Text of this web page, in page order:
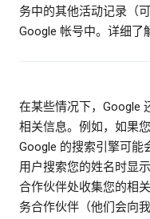
务中的其他活动记录（
Google 帐号中。详细了
在某些情况下，Google
相关信息。例如，如果
Google 的搜索引擎可能
用户搜索您的姓名时显
合作伙伴处收集您的相
务合作伙伴（他们会向